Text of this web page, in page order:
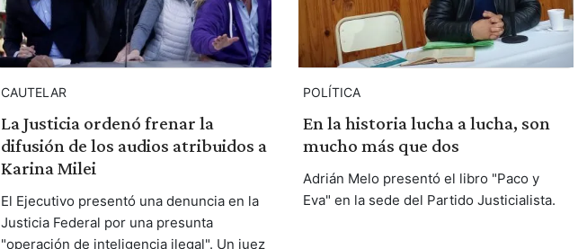
CAUTELAR
La Justicia ordenó frenar la
difusión de los audios atribuidos a
Karina Milei
El Ejecutivo presentó una denuncia en la
Justicia Federal por una presunta
"operación de inteligencia ilegal". Un juez
POLÍTICA
En la historia lucha a lucha, son
mucho más que dos
Adrián Melo presentó el libro "Paco y
Eva" en la sede del Partido Justicialista.